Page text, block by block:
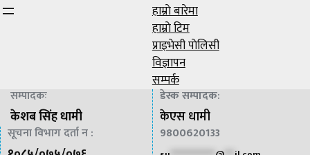
हाम्राे बारेमा
हाम्राे टिम
प्राइभेसी पाेलिसी
विज्ञापन
सम्पर्क
सम्पादकः
केशब सिंह धामी
डेस्क सम्पादक:
केएस धामी
सूचना विभाग दर्ता न : 9800620133